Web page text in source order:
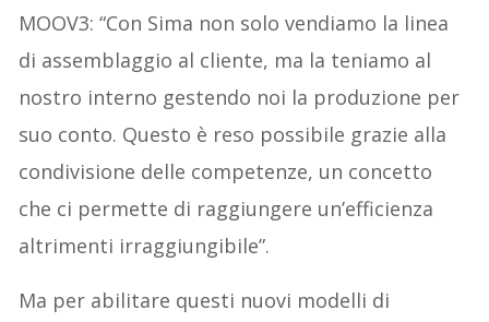
MOOV3: “Con Sima non solo vendiamo la linea
di assemblaggio al cliente, ma la teniamo al
nostro interno gestendo noi la produzione per
suo conto. Questo è reso possibile grazie alla
condivisione delle competenze, un concetto
che ci permette di raggiungere un’efficienza
altrimenti irraggiungibile”.
Ma per abilitare questi nuovi modelli di